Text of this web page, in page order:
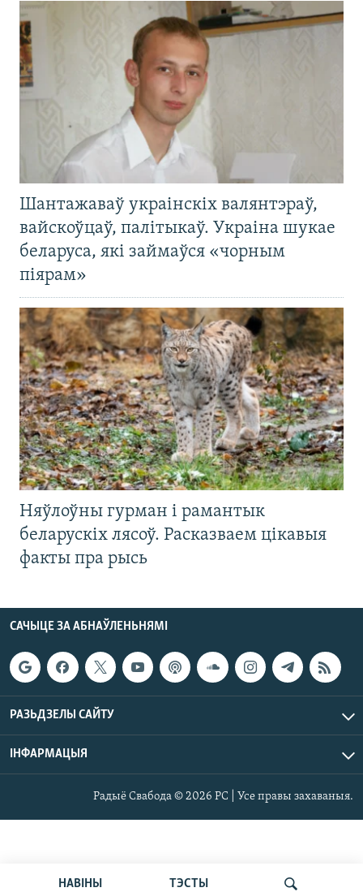
НАВІНЫ ТЭСТЫ
Шантажаваў украінскіх валянтэраў,
вайскоўцаў, палітыкаў. Украіна шукае
беларуса, які займаўся «чорным
піярам»
Няўлоўны гурман і рамантык
беларускіх лясоў. Расказваем цікавыя
факты пра рысь
САЧЫЦЕ ЗА АБНАЎЛЕНЬНЯМІ
РАЗЬДЗЕЛЫ САЙТУ
ІНФАРМАЦЫЯ
Радыё Свабода © 2026 РС | Усе правы захаваныя.